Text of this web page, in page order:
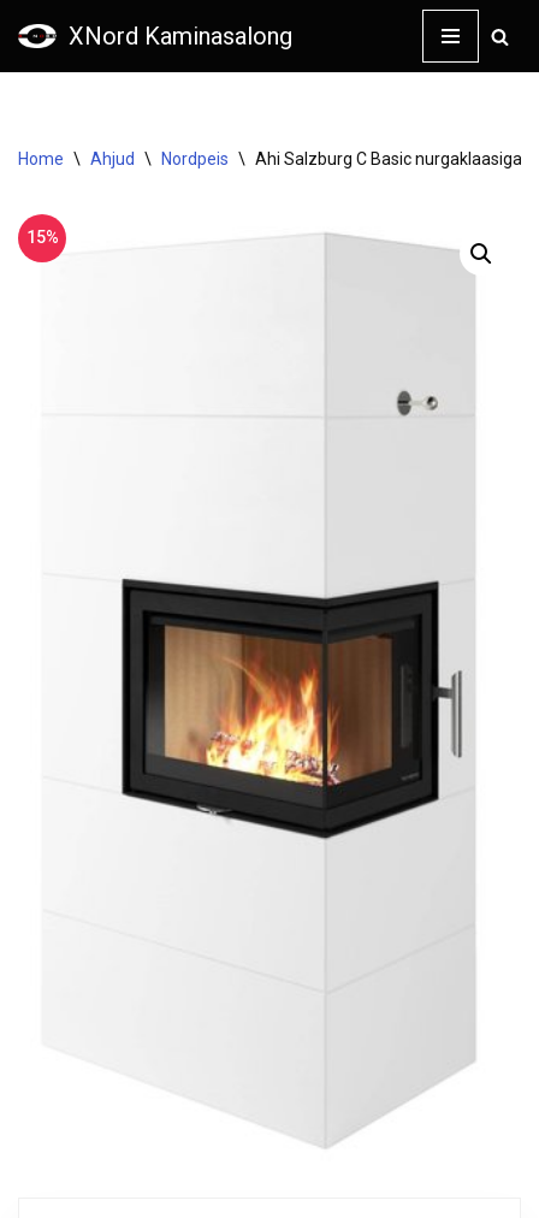
XNord Kaminasalong
Home \ Ahjud \ Nordpeis \ Ahi Salzburg C Basic nurgaklaasiga
15%